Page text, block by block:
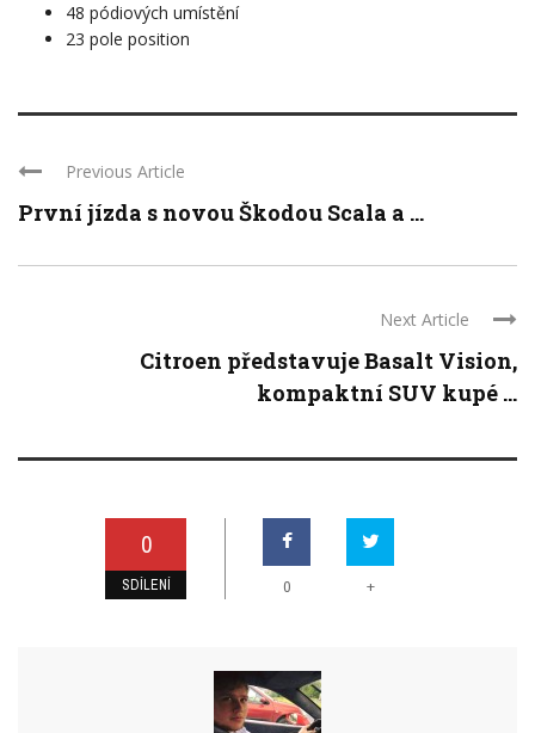
48 pódiových umístění
23 pole position
Previous Article
První jízda s novou Škodou Scala a ...
Next Article
Citroen představuje Basalt Vision,
kompaktní SUV kupé ...
0
SDÍLENÍ 0 +